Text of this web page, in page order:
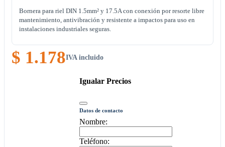
Bornera para riel DIN 1.5mm² y 17.5A con conexión por resorte libre
mantenimiento, antivibración y resistente a impactos para uso en
instalaciones industriales seguras.
$ 1.178IVA incluido
Igualar Precios
Datos de contacto
Nombre:
Teléfono: